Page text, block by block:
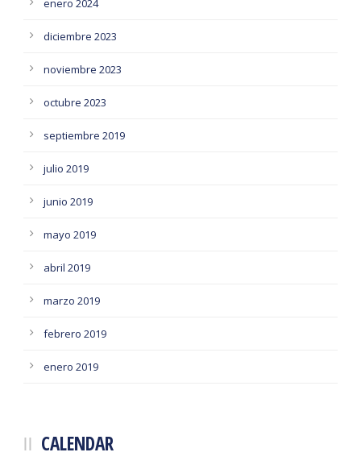
enero 2024
diciembre 2023
noviembre 2023
octubre 2023
septiembre 2019
julio 2019
junio 2019
mayo 2019
abril 2019
marzo 2019
febrero 2019
enero 2019
CALENDAR